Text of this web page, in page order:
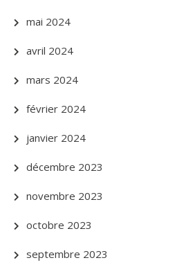
mai 2024
avril 2024
mars 2024
février 2024
janvier 2024
décembre 2023
novembre 2023
octobre 2023
septembre 2023